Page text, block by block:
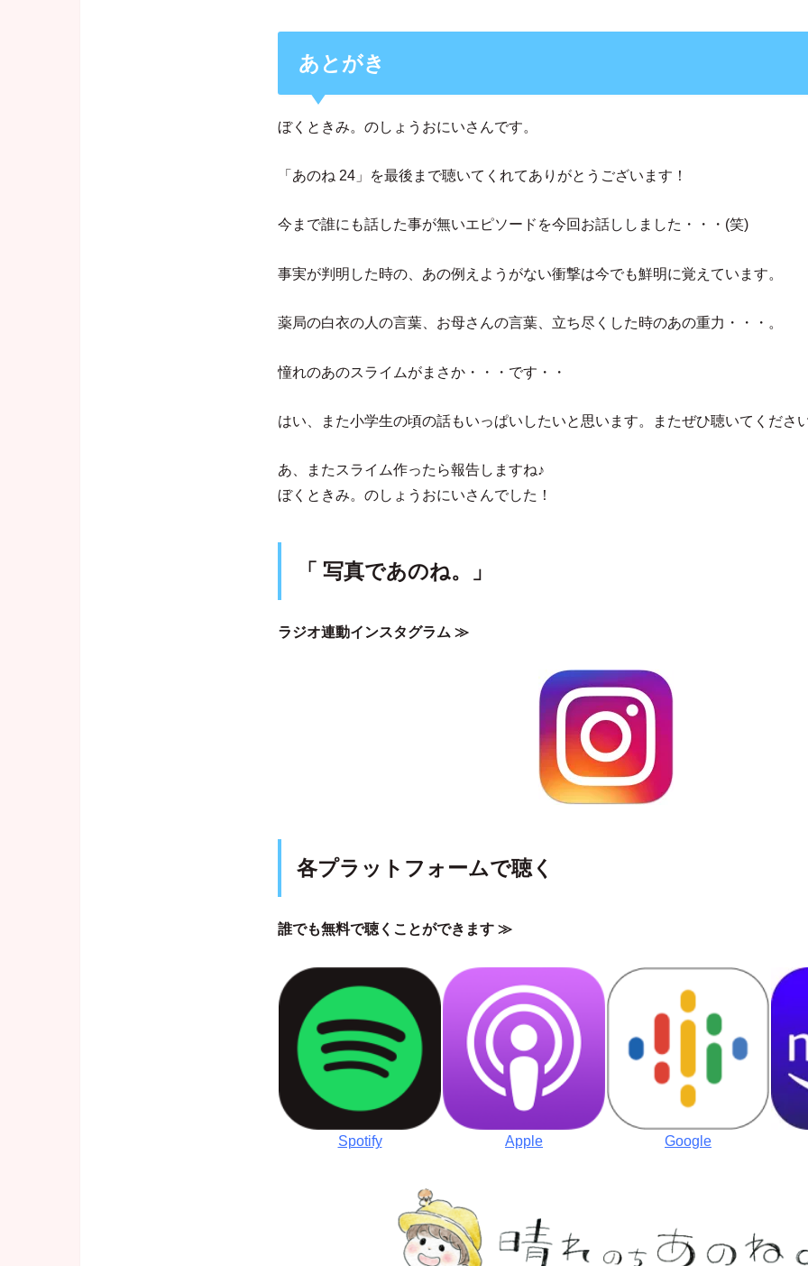
あとがき
ぼくときみ。のしょうおにいさんです。
「あのね 24」を最後まで聴いてくれてありがとうございます！
今まで誰にも話した事が無いエピソードを今回お話ししました・・・(笑)
事実が判明した時の、あの例えようがない衝撃は今でも鮮明に覚えています。
薬局の白衣の人の言葉、お母さんの言葉、立ち尽くした時のあの重力・・・。
憧れのあのスライムがまさか・・・です・・
はい、また小学生の頃の話もいっぱいしたいと思います。またぜひ聴いてくださ
あ、またスライム作ったら報告しますね♪
ぼくときみ。のしょうおにいさんでした！
「 写真であのね。」
ラジオ連動インスタグラム ≫
各プラットフォームで聴く
誰でも無料で聴くことができます ≫
Spotify Apple Google